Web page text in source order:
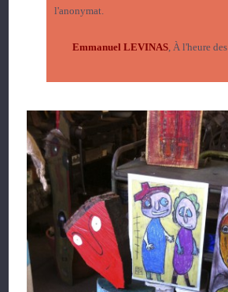
l'anonymat.
Emmanuel LEVINAS, À l'heure